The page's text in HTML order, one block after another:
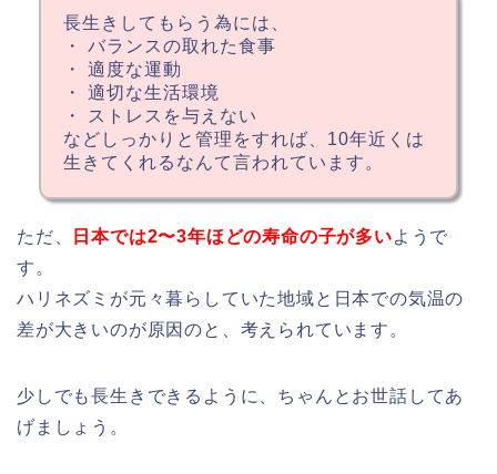
長生きしてもらう為には、
・ バランスの取れた食事
・ 適度な運動
・ 適切な生活環境
・ ストレスを与えない
などしっかりと管理をすれば、10年近くは
生きてくれるなんて言われています。
ただ、 日本では2〜3年ほどの寿命の子が多いようで
す。
ハリネズミが元々暮らしていた地域と日本での気温の
差が大きいのが原因のと、考えられています。
少しでも長生きできるように、ちゃんとお世話してあ
げましょう。